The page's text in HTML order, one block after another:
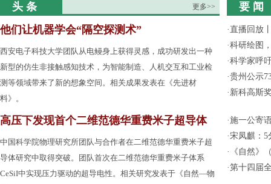
头 条 更多>>
他们让机器学会“隔空探测术”
西安电子科技大学团队从电鳗身上获得灵感，成功研发出一种
新型的仿生非接触感知技术，为智能制造、人机交互和工业检
测等领域带来了新的想象空间。相关成果发表在《先进材
料》。
高压下发现首个二维范德华重费米子超导体
中国科学院物理研究所团队与合作者在二维范德华重费米子超
导体研究中取得突破。团队首次在二维范德华重费米子体系
CeSiI中实现压力驱动的超导电性。相关研究发表于《自然—物
要 闻
·直播回放
·科研绘图
·科学家呼
·贵州公示
· 新科高斯
·施一公寄
·宋凤麒：5
·
《自然》
·第十四届